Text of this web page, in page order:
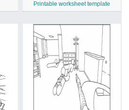
Printable worksheet template